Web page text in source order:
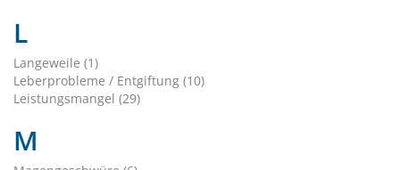
L
Langeweile (1)
Leberprobleme / Entgiftung (10)
Leistungsmangel (29)
M